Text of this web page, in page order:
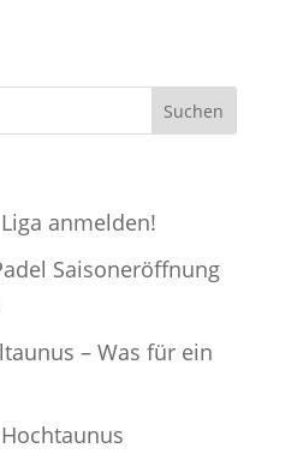
anmelden!
Saisoneröffnung
– Was für ein